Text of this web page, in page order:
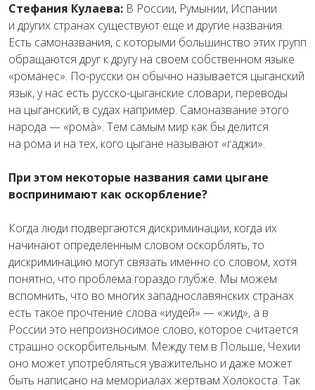
Стефания Кулаева: В России, Румынии, Испании
и других странах существуют еще и другие названия.
Есть самоназвания, с которыми большинство этих групп
обращаются друг к другу на своем собственном языке
«романес». По-русски он обычно называется цыганский
язык, у нас есть русско-цыганские словари, переводы
на цыганский, в судах например. Самоназвание этого
народа — «ромà». Тем самым мир как бы делится
на рома и на тех, кого цыгане называют «гаджи».
При этом некоторые названия сами цыгане
воспринимают как оскорбление?
Когда люди подвергаются дискриминации, когда их
начинают определенным словом оскорблять, то
дискриминацию могут связать именно со словом, хотя
понятно, что проблема гораздо глубже. Мы можем
вспомнить, что во многих западнославянских странах
есть такое прочтение слова «иудей» — «жид», а в
России это непроизносимое слово, которое считается
страшно оскорбительным. Между тем в Польше, Чехии
оно может употребляться уважительно и даже может
быть написано на мемориалах жертвам Холокоста. Так